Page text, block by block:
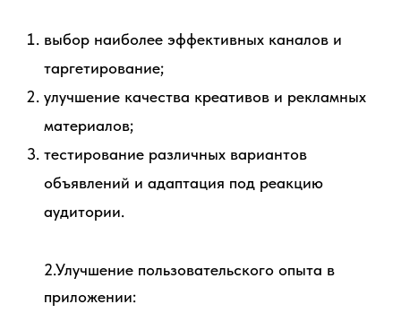
выбор наиболее эффективных каналов и
таргетирование;
улучшение качества креативов и рекламных
материалов;
тестирование различных вариантов
объявлений и адаптация под реакцию
аудитории.
2.Улучшение пользовательского опыта в
приложении: